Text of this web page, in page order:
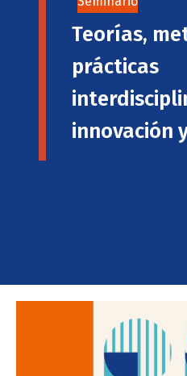
Teorías,
prácticas
innovación